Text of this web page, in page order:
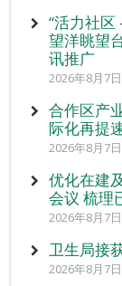
“活力社区
望洋眺望
讯推广
2026年8月7
合作区产
际化再提
2026年8月7
优化在建
会议 梳理
2026年8月7
卫生局接
2026年8月7